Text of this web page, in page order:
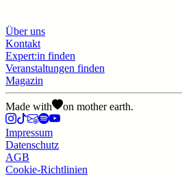
Über uns
Kontakt
Expert:in finden
Veranstaltungen finden
Magazin
Made with on mother earth.
Impressum
Datenschutz
AGB
Cookie-Richtlinien